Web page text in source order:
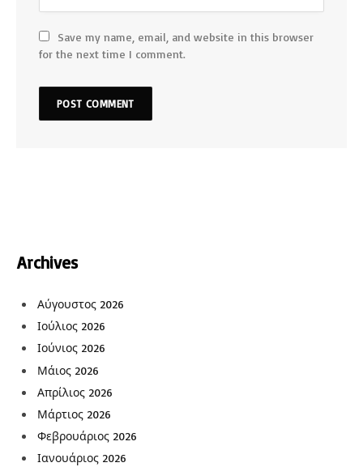
Save my name, email, and website in this browser
for the next time I comment.
Archives
Αύγουστος 2026
Ιούλιος 2026
Ιούνιος 2026
Μάιος 2026
Απρίλιος 2026
Μάρτιος 2026
Φεβρουάριος 2026
Ιανουάριος 2026